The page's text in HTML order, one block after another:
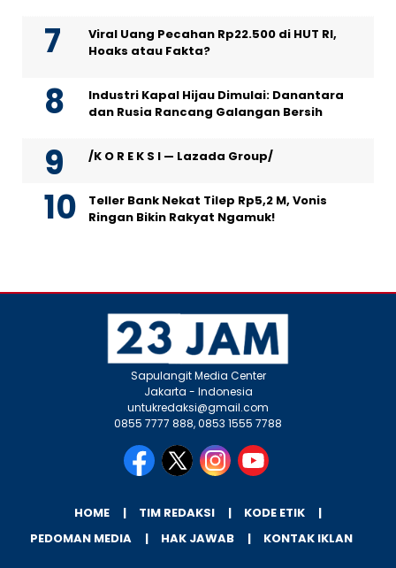
Viral Uang Pecahan Rp22.500 di HUT RI,
Hoaks atau Fakta?
Industri Kapal Hijau Dimulai: Danantara
dan Rusia Rancang Galangan Bersih
/K O R E K S I — Lazada Group/
Teller Bank Nekat Tilep Rp5,2 M, Vonis
Ringan Bikin Rakyat Ngamuk!
Sapulangit Media Center
Jakarta - Indonesia
untukredaksi@gmail.com
0855 7777 888, 0853 1555 7788
HOME TIM REDAKSI
KODE ETIK
PEDOMAN MEDIA
HAK JAWAB KONTAK IKLAN